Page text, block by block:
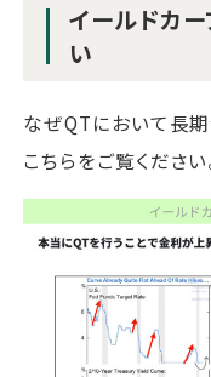
イールドカ
い
なぜQTにおいて長
こちらをご覧ください